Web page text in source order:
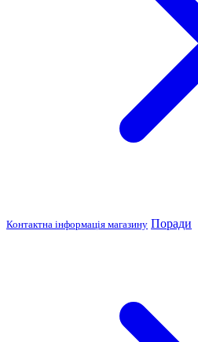
Контактна інформація магазину Поради